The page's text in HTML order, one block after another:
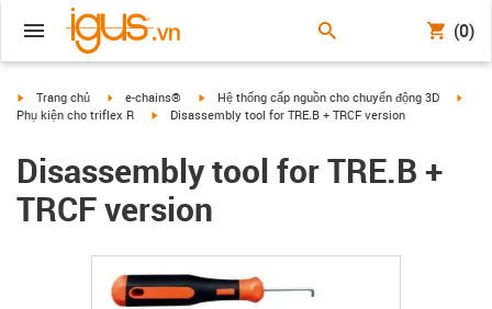
(0)
igus-icon-arrow-right
Trang chủ igus-icon-arrow-right
e-chains® igus-icon-arrow-right
Hệ thống cấp nguồn cho chuyển động 3D
Phụ kiện cho triflex R
igus-icon-arrow-right
Disassembly tool for TRE.B + TRCF version
Disassembly tool for TRE.B +
TRCF version